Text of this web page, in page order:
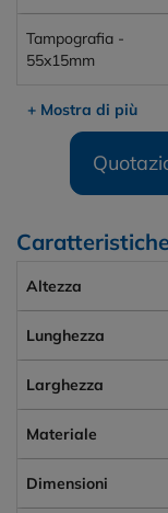
Tampografia -
55x15mm
+ Mostra di più
Caratteristiche
Altezza
Lunghezza
Larghezza
Materiale
Dimensioni